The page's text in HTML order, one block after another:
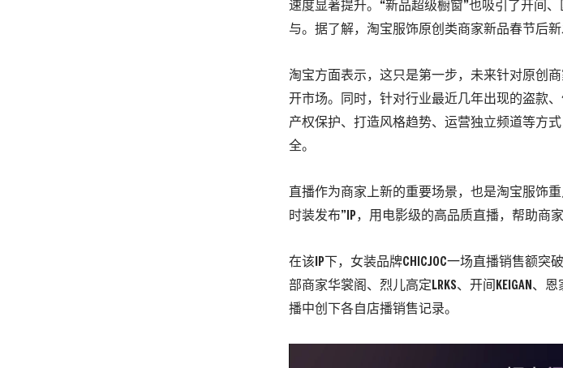
速度显著提升。“新品超级橱窗”也吸引了开间
与。据了解，淘宝服饰原创类商家新品春节后
淘宝方面表示，这只是第一步，未来针对原创
开市场。同时，针对行业最近几年出现的盗款
产权保护、打造风格趋势、运营独立频道等方
全。
直播作为商家上新的重要场景，也是淘宝服饰
时装发布”IP，用电影级的高品质直播，帮助商
在该IP下，女装品牌CHICJOC一场直播销售额
部商家华裳阁、烈儿高定LRKS、开间KEIGAN、
播中创下各自店播销售记录。